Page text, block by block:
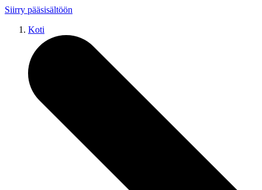
Siirry pääsisältöön
Koti